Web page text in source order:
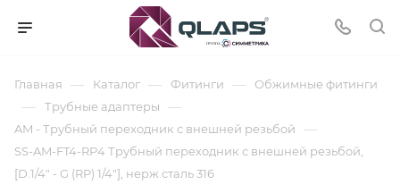
Главная — Каталог — Фитинги — Обжимные фитинги
— Трубные адаптеры —
AM - Трубный переходник с внешней резьбой —
SS-AM-FT4-RP4 Трубный переходник с внешней резьбой,
[D.1/4" - G (RP) 1/4"], нерж.сталь 316